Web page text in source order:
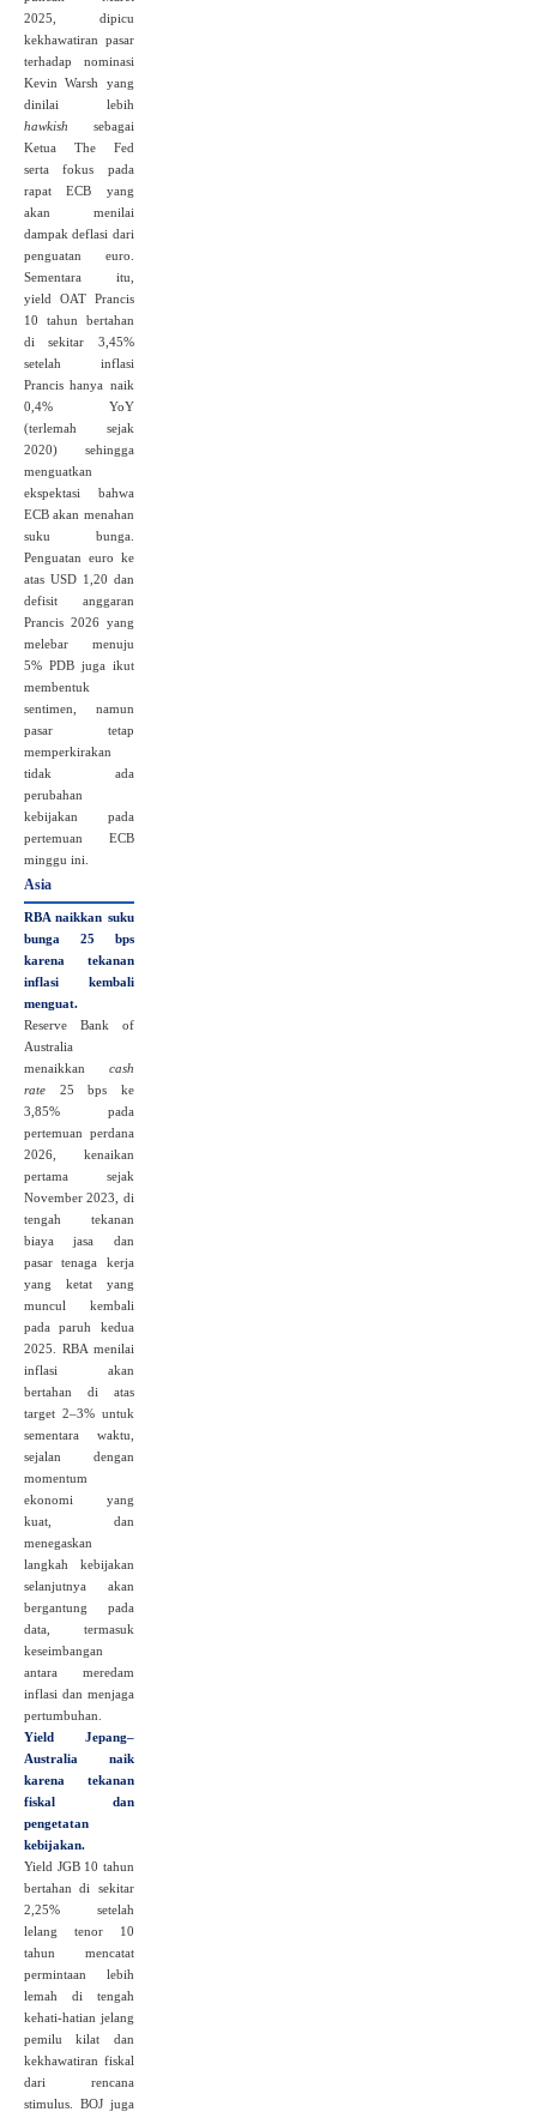
2025, dipicu
kekhawatiran pasar
terhadap nominasi
Kevin Warsh yang
dinilai lebih
hawkish sebagai
Ketua The Fed
serta fokus pada
rapat ECB yang
akan menilai
dampak deflasi dari
penguatan euro.
Sementara itu,
yield OAT Prancis
10 tahun bertahan
di sekitar 3,45%
setelah inflasi
Prancis hanya naik
0,4% YoY
(terlemah sejak
2020) sehingga
menguatkan
ekspektasi bahwa
ECB akan menahan
suku bunga.
Penguatan euro ke
atas USD 1,20 dan
defisit anggaran
Prancis 2026 yang
melebar menuju
5% PDB juga ikut
membentuk
sentimen, namun
pasar tetap
memperkirakan
tidak ada
perubahan
kebijakan pada
pertemuan ECB
minggu ini.
Asia
RBA naikkan suku
bunga 25 bps
karena tekanan
inflasi kembali
menguat.
Reserve Bank of
Australia
menaikkan cash
rate 25 bps ke
3,85% pada
pertemuan perdana
2026, kenaikan
pertama sejak
November 2023, di
tengah tekanan
biaya jasa dan
pasar tenaga kerja
yang ketat yang
muncul kembali
pada paruh kedua
2025. RBA menilai
inflasi akan
bertahan di atas
target 2–3% untuk
sementara waktu,
sejalan dengan
momentum
ekonomi yang
kuat, dan
menegaskan
langkah kebijakan
selanjutnya akan
bergantung pada
data, termasuk
keseimbangan
antara meredam
inflasi dan menjaga
pertumbuhan.
Yield Jepang–
Australia naik
karena tekanan
fiskal dan
pengetatan
kebijakan.
Yield JGB 10 tahun
bertahan di sekitar
2,25% setelah
lelang tenor 10
tahun mencatat
permintaan lebih
lemah di tengah
kehati‑hatian jelang
pemilu kilat dan
kekhawatiran fiskal
dari rencana
stimulus. BOJ juga